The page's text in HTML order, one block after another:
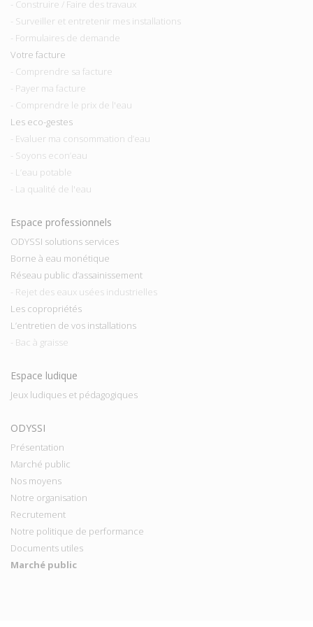
- Construire / Faire des travaux
- Surveiller et entretenir mes installations
- Formulaires de demande
Votre facture
- Comprendre sa facture
- Payer ma facture
- Comprendre le prix de l'eau
Les eco-gestes
- Evaluer ma consommation d’eau
- Soyons econ’eau
- L’eau potable
- La qualité de l'eau
Espace professionnels
ODYSSI solutions services
Borne à eau monétique
Réseau public d’assainissement
- Rejet des eaux usées industrielles
Les copropriétés
L’entretien de vos installations
- Bac à graisse
Espace ludique
Jeux ludiques et pédagogiques
ODYSSI
Présentation
Marché public
Nos moyens
Notre organisation
Recrutement
Notre politique de performance
Documents utiles
Marché public